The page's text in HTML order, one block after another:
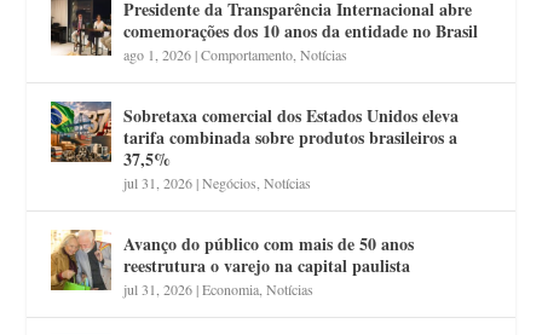
Presidente da Transparência Internacional abre
comemorações dos 10 anos da entidade no Brasil
ago 1, 2026|Comportamento ,Notícias
Sobretaxa comercial dos Estados Unidos eleva
tarifa combinada sobre produtos brasileiros a
37,5%
jul 31, 2026|Negócios ,Notícias
Avanço do público com mais de 50 anos
reestrutura o varejo na capital paulista
jul 31, 2026|Economia ,Notícias